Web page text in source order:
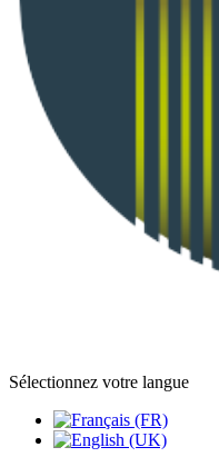
Sélectionnez votre langue